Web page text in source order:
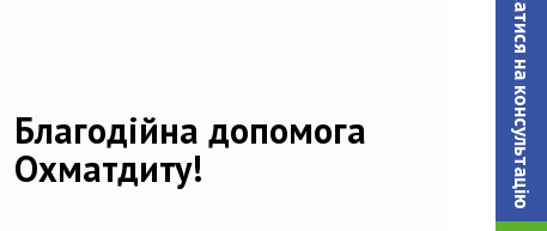
Записатися на консультацiю
Благодійна допомога
Охматдиту!